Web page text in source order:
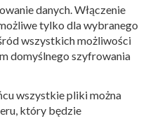
danych. Włączenie
tylko dla wybranego
wszystkich możliwości
domyślnego szyfrowania
wszystkie pliki można
który będzie